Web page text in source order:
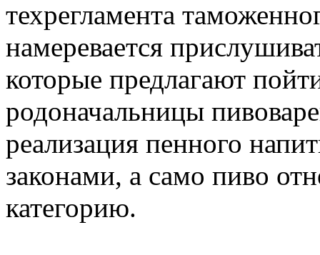
техрегламента
намеревается
которые предлагают
родоначальницы
реализация пенного
законами, а само пиво
категорию.